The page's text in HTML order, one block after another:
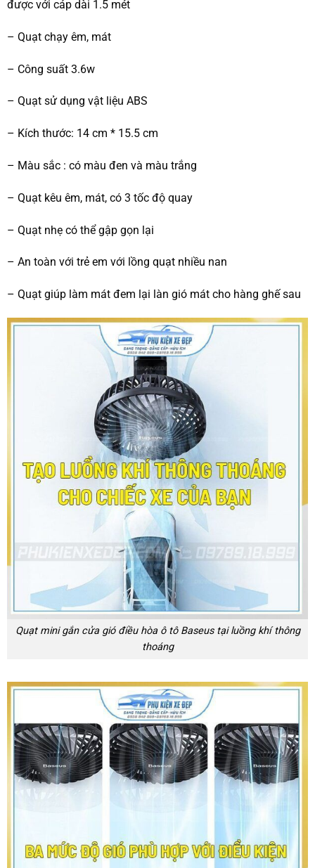
được với cáp dài 1.5 mét
– Quạt chạy êm, mát
– Công suất 3.6w
– Quạt sử dụng vật liệu ABS
– Kích thước: 14 cm * 15.5 cm
– Màu sắc : có màu đen và màu trắng
– Quạt kêu êm, mát, có 3 tốc độ quay
– Quạt nhẹ có thể gập gọn lại
– An toàn với trẻ em với lồng quạt nhiều nan
– Quạt giúp làm mát đem lại làn gió mát cho hàng ghế sau
Quạt mini gắn cửa gió điều hòa ô tô Baseus tại luồng khí thông
thoáng